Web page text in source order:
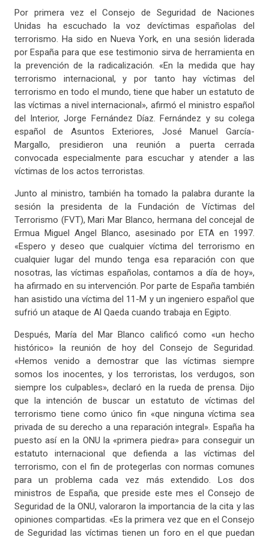
Por primera vez el Consejo de Seguridad de Naciones
Unidas ha escuchado la voz devíctimas españolas del
terrorismo. Ha sido en Nueva York, en una sesión liderada
por España para que ese testimonio sirva de herramienta en
la prevención de la radicalización. «En la medida que hay
terrorismo internacional, y por tanto hay víctimas del
terrorismo en todo el mundo, tiene que haber un estatuto de
las víctimas a nivel internacional», afirmó el ministro español
del Interior, Jorge Fernández Díaz. Fernández y su colega
español de Asuntos Exteriores, José Manuel García-
Margallo, presidieron una reunión a puerta cerrada
convocada especialmente para escuchar y atender a las
víctimas de los actos terroristas.
Junto al ministro, también ha tomado la palabra durante la
sesión la presidenta de la Fundación de Víctimas del
Terrorismo (FVT), Mari Mar Blanco, hermana del concejal de
Ermua Miguel Angel Blanco, asesinado por ETA en 1997.
«Espero y deseo que cualquier víctima del terrorismo en
cualquier lugar del mundo tenga esa reparación con que
nosotras, las víctimas españolas, contamos a día de hoy»,
ha afirmado en su intervención. Por parte de España también
han asistido una víctima del 11-M y un ingeniero español que
sufrió un ataque de Al Qaeda cuando trabaja en Egipto.
Después, María del Mar Blanco calificó como «un hecho
histórico» la reunión de hoy del Consejo de Seguridad.
«Hemos venido a demostrar que las víctimas siempre
somos los inocentes, y los terroristas, los verdugos, son
siempre los culpables», declaró en la rueda de prensa. Dijo
que la intención de buscar un estatuto de víctimas del
terrorismo tiene como único fin «que ninguna víctima sea
privada de su derecho a una reparación integral». España ha
puesto así en la ONU la «primera piedra» para conseguir un
estatuto internacional que defienda a las víctimas del
terrorismo, con el fin de protegerlas con normas comunes
para un problema cada vez más extendido. Los dos
ministros de España, que preside este mes el Consejo de
Seguridad de la ONU, valoraron la importancia de la cita y las
opiniones compartidas. «Es la primera vez que en el Consejo
de Seguridad las víctimas tienen un foro en el que puedan